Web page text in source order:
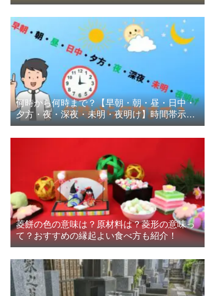
何時から何時まで？【早朝・朝・昼・日中・
夕方・夜・深夜・未明・夜明け】時間帯示す
言葉
菱餅の色の意味は？原材料は？菱形の意味っ
て？おすすめの縁起よい食べ方も紹介！